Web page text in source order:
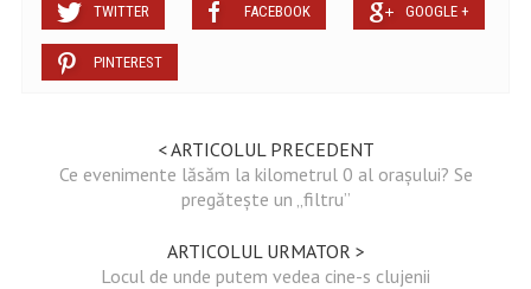
TWITTER FACEBOOK GOOGLE +
PINTEREST
< ARTICOLUL PRECEDENT
Ce evenimente lăsăm la kilometrul 0 al orașului? Se
pregătește un „filtru”
ARTICOLUL URMATOR >
Locul de unde putem vedea cine-s clujenii